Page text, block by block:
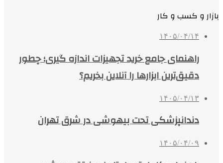
بازار و کسب و کار
۱۴۰۵/۰۴/۱۴
راهنمای جامع خرید تجهیزات اندازه گیری؛ چطور
دقیق‌ترین ابزارها را آنلاین بخریم؟
۱۴۰۵/۰۴/۱۳
دندانپزشکی تحت بیهوشی در شرق تهران
۱۴۰۵/۰۴/۰۹